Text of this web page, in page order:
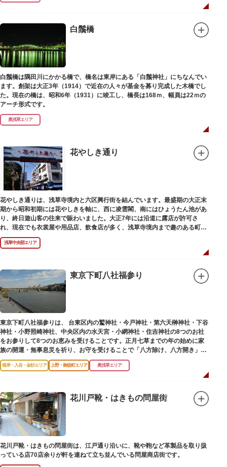
白鬚橋
白鬚橋は隅田川にかかる橋で、橋名は東岸にある「白鬚神社」にちなんでい
ます。創架は大正3年（1914）で近在の人々が基金を募り完成した木橋でし
た。現在の橋は、昭和6年（1931）に竣工し、橋長は168ｍ、幅員は22ｍの
アーチ形式です。
奥浅草エリア
花やしき通り
花やしき通りは、浅草寺境内と六区興行街を結んでいます。最盛期の大正末
期から昭和初期には花やしきを軸に、西に凌雲閣、南にはひょうたん池があ
り、終日遊山客の往来で賑わいました。大正7年には沿道に露店が許可さ
れ、現在でも衣裳屋や用品店、飲食店が多く、浅草寺境内まで趣のある町並
みが続いています。
浅草中央部エリア
東京下町八社福参り
東京下町八社福参りは、 台東区内の鷲神社・今戸神社・第六天榊神社・下谷
神社・小野照崎神社、中央区内の水天宮・小網神社・住吉神社の8つのお社
をお参りして8つのお恵みを受けることです。正月七草までの年の始めに家
族の開運・無事息災を祈り、お守を受けることで「八方除け、八方開き」に
も通じます。
根岸・入谷・金杉エリア 上野・御徒町エリア 奥浅草エリア
花川戸靴・はきもの問屋街
花川戸靴・はきもの問屋街は、江戸通り沿いに、靴や鞄など革製品を取り扱
っている店70店余りが軒を連ねて立ち並んでいる問屋商店街です。